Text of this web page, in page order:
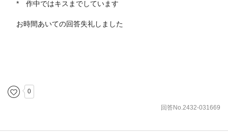
* 作中ではキスまでしています
お時間あいての回答失礼しました
0
回答No.2432-031669